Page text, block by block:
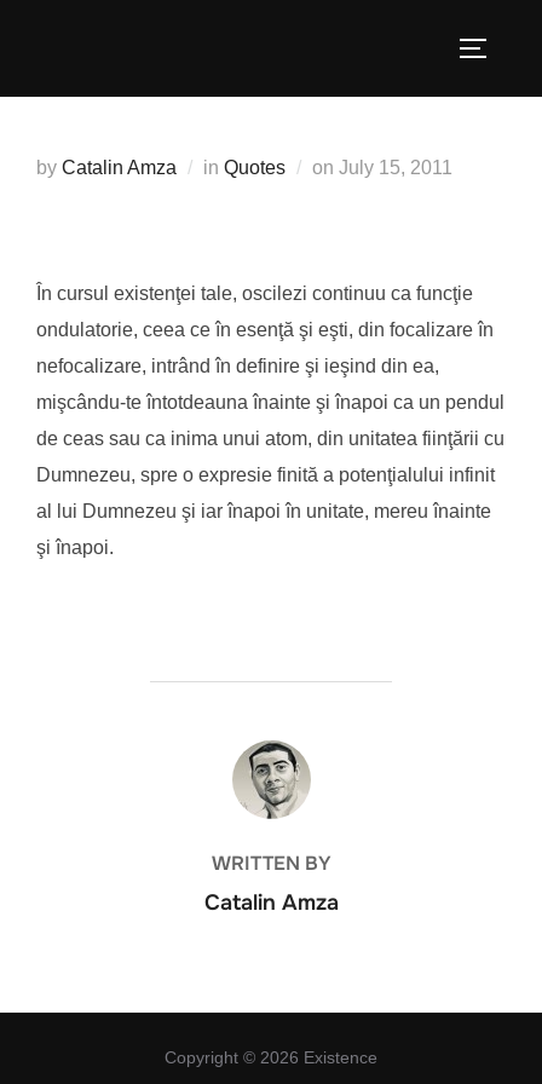
by Catalin Amza in Quotes on Posted
July 15, 2011
În cursul existenţei tale, oscilezi continuu ca funcţie
ondulatorie, ceea ce în esenţă şi eşti, din focalizare în
nefocalizare, intrând în definire şi ieşind din ea,
mişcându-te întotdeauna înainte şi înapoi ca un pendul
de ceas sau ca inima unui atom, din unitatea fiinţării cu
Dumnezeu, spre o expresie finită a potenţialului infinit
al lui Dumnezeu şi iar înapoi în unitate, mereu înainte
şi înapoi.
POST AUTHOR
WRITTEN BY
Catalin Amza
Copyright © 2026 Existence